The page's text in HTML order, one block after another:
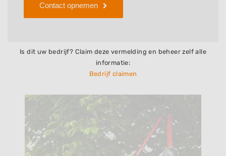
Contact opnemen
Is dit uw bedrijf? Claim deze vermelding en beheer zelf alle
informatie:
Bedrijf claimen